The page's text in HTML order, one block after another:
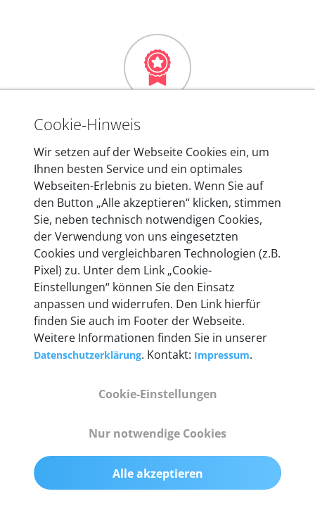
Mehr als 10 Jahre Erfahrung
In den Kfz-Diagnosegeräten von autoaid stecken
mehr als 10 Jahre Erfahrung, und auch in Zukunft
entwickeln wir unsere Produkte am Standort in
Berlin laufend weiter. Auf diese Qualität vertrauen
heute mehr als 60.000 Privatkunden und
Unternehmen.
Technische Details &
Lieferumfang
Abmessungen
Gewicht
200 g
Cookie-Hinweis
Wir setzen auf der Webseite Cookies ein, um
Ihnen besten Service und ein optimales
Webseiten-Erlebnis zu bieten. Wenn Sie auf
den Button „Alle akzeptieren“ klicken, stimmen
Sie, neben technisch notwendigen Cookies,
der Verwendung von uns eingesetzten
Cookies und vergleichbaren Technologien (z.B.
Pixel) zu. Unter dem Link „Cookie-
Einstellungen“ können Sie den Einsatz
anpassen und widerrufen. Den Link hierfür
finden Sie auch im Footer der Webseite.
Weitere Informationen finden Sie in unserer
Datenschutzerklärung. Kontakt: Impressum.
Cookie-Einstellungen
Nur notwendige Cookies
Alle akzeptieren